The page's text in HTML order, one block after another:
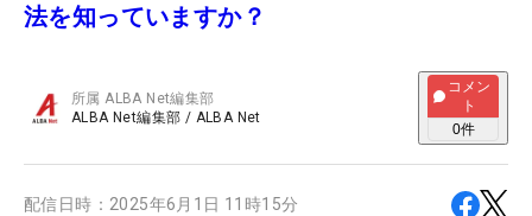
法を知っていますか？
所属ALBA Net編集部
ALBA Net編集部 / ALBA Net
コメン
ト
0件
配信日時： 2025年6月1日 11時15分